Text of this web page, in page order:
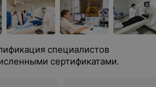
специалистов
сертификатами.